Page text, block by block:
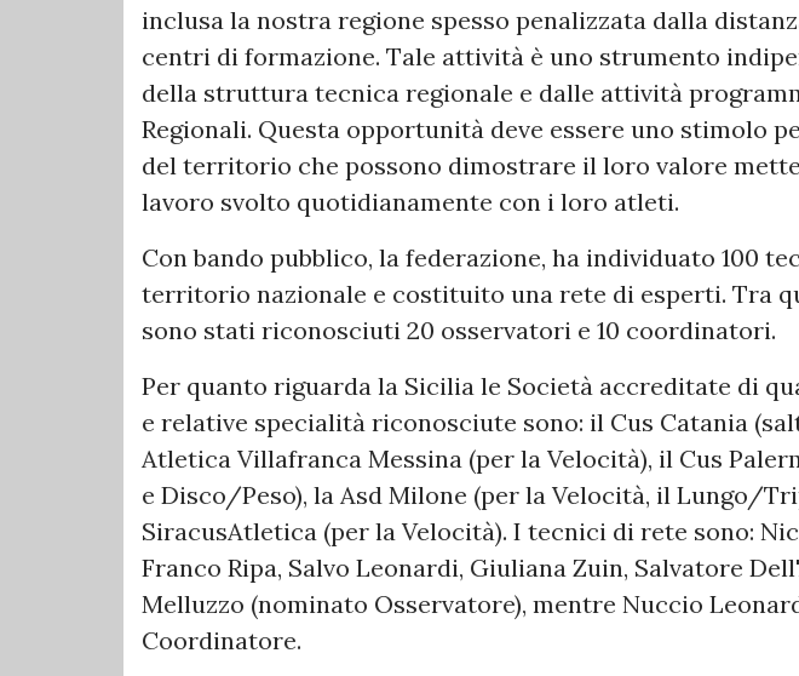
inclusa la nostra regione spesso penalizzata dalla
centri di formazione. Tale attività è uno strumento
della struttura tecnica regionale e dalle attività
Regionali. Questa opportunità deve essere uno stimolo
del territorio che possono dimostrare il loro valore
lavoro svolto quotidianamente con i loro atleti.
Con bando pubblico, la federazione, ha individuato 100
territorio nazionale e costituito una rete di esperti. Tra
sono stati riconosciuti 20 osservatori e 10 coordinatori.
Per quanto riguarda la Sicilia le Società accreditate di
e relative specialità riconosciute sono: il Cus Catania
Atletica Villafranca Messina (per la Velocità), il Cus
e Disco/Peso), la Asd Milone (per la Velocità, il Lungo/
SiracusAtletica (per la Velocità). I tecnici di rete sono:
Franco Ripa, Salvo Leonardi, Giuliana Zuin, Salvatore
Melluzzo (nominato Osservatore), mentre Nuccio
Coordinatore.